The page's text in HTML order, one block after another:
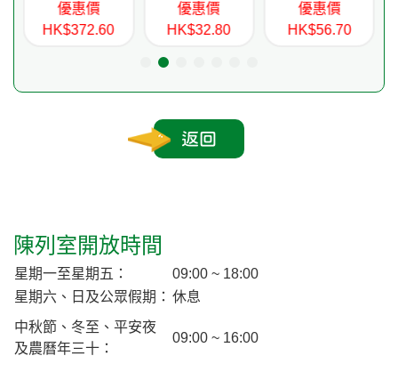
titles+CD)
優惠價
HK$372.60
優惠價
HK$32.80
優惠價
HK$56.70
返回
陳列室開放時間
星期一至星期五：
09:00 ~ 18:00
星期六、日及公眾假期： 休息
中秋節、冬至、平安夜
及農曆年三十：
09:00 ~ 16:00